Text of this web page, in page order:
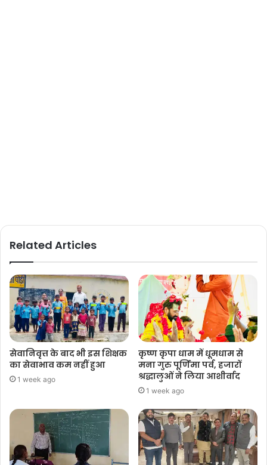
Related Articles
सेवानिवृत्त के बाद भी इस शिक्षक
का सेवाभाव कम नहीं हुआ
1 week ago
कृष्ण कृपा धाम में धूमधाम से
मना गुरु पूर्णिमा पर्व, हजारों
श्रद्धालुओं ने लिया आशीर्वाद
1 week ago